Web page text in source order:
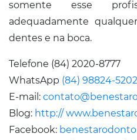
somente esse
adequadamente
dentes e na boca.
Telefone (84) 2020-8777
WhatsApp (84) 98824-5202
E-mail:
Blog: http://
Facebook: benestarodonto